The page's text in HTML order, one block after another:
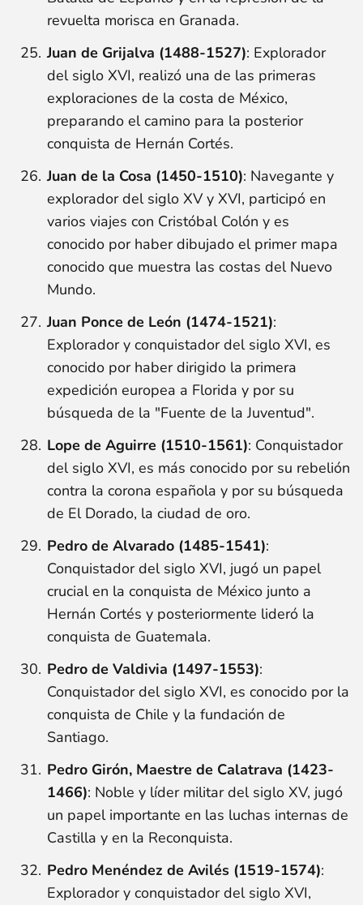
revuelta morisca en Granada.
Juan de Grijalva (1488-1527): Explorador
del siglo XVI, realizó una de las primeras
exploraciones de la costa de México,
preparando el camino para la posterior
conquista de Hernán Cortés.
Juan de la Cosa (1450-1510): Navegante y
explorador del siglo XV y XVI, participó en
varios viajes con Cristóbal Colón y es
conocido por haber dibujado el primer mapa
conocido que muestra las costas del Nuevo
Mundo.
Juan Ponce de León (1474-1521):
Explorador y conquistador del siglo XVI, es
conocido por haber dirigido la primera
expedición europea a Florida y por su
búsqueda de la "Fuente de la Juventud".
Lope de Aguirre (1510-1561): Conquistador
del siglo XVI, es más conocido por su rebelión
contra la corona española y por su búsqueda
de El Dorado, la ciudad de oro.
Pedro de Alvarado (1485-1541):
Conquistador del siglo XVI, jugó un papel
crucial en la conquista de México junto a
Hernán Cortés y posteriormente lideró la
conquista de Guatemala.
Pedro de Valdivia (1497-1553):
Conquistador del siglo XVI, es conocido por la
conquista de Chile y la fundación de
Santiago.
Pedro Girón, Maestre de Calatrava (1423-
1466): Noble y líder militar del siglo XV, jugó
un papel importante en las luchas internas de
Castilla y en la Reconquista.
Pedro Menéndez de Avilés (1519-1574):
Explorador y conquistador del siglo XVI,